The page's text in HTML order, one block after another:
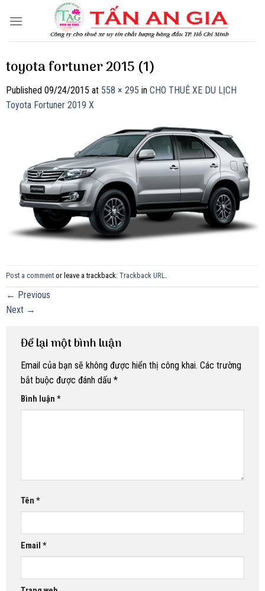
toyota fortuner 2015 (1)
Published 09/24/2015 at 558 × 295 in CHO THUÊ XE DU LỊCH
Toyota Fortuner 2019 X
Post a comment or leave a trackback: Trackback URL
← Previous
Next →
Để lại một bình luận
Email của bạn sẽ không được hiển thị công khai. Các trường
bắt buộc được đánh dấu *
Bình luận *
Tên *
Email *